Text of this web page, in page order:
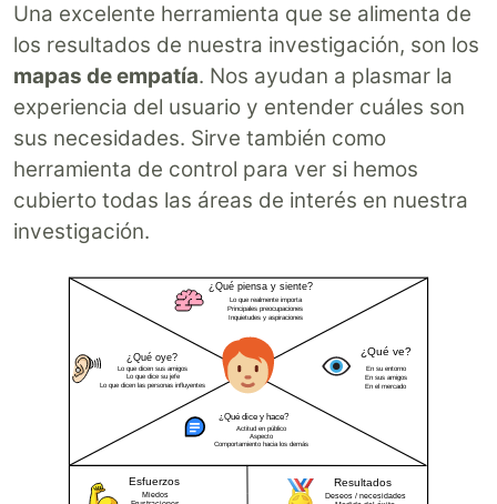
Una excelente herramienta que se alimenta de
los resultados de nuestra investigación, son los
mapas de empatía. Nos ayudan a plasmar la
experiencia del usuario y entender cuáles son
sus necesidades. Sirve también como
herramienta de control para ver si hemos
cubierto todas las áreas de interés en nuestra
investigación.